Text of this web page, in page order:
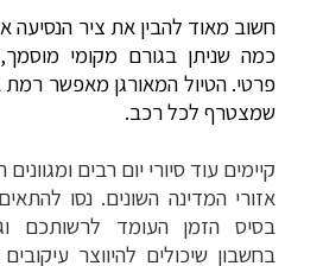
חשוב מאוד להבין את ציר הנסיעה
כמה שניתן בגורם מקומי
פרטי. הטיול המאורגן מאפשר רמת
שמצטרף לכל רכב.
קיימים עוד סיורי יום רבים
אזורי המדינה השונים. נסו
בסיס הזמן העומד לרשותכם
בחשבון שיכולים להיווצר